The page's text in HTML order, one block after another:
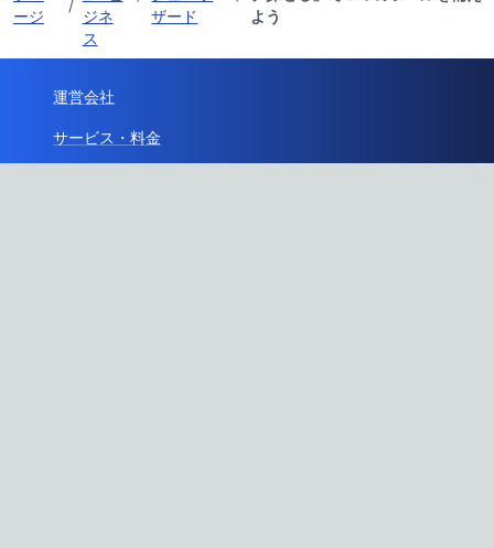
ージ
/
ジネ
ス
ザード
よう
運営会社
サービス・料金